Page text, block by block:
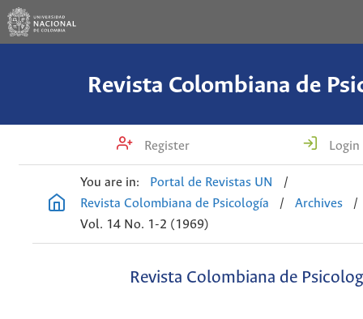
Revista Colombiana de
Register Login
You are in: Portal de Revistas UN
/
Revista Colombiana de Psicología
/ Archives
/
Vol. 14 No. 1-2 (1969)
Revista Colombiana de